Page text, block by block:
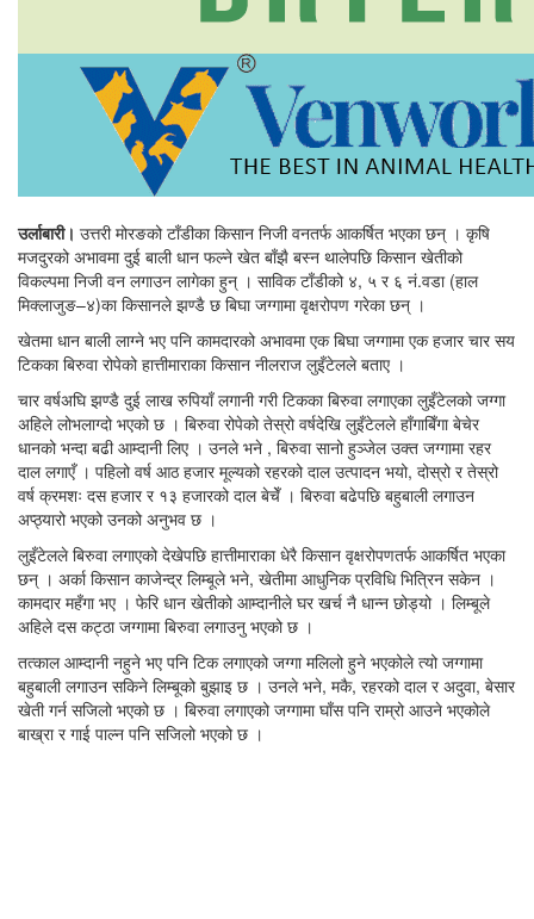
उर्लाबारी। उत्तरी मोरङको टाँडीका किसान निजी वनतर्फ आकर्षित भएका छन् । कृषि
मजदुरको अभावमा दुई बाली धान फल्ने खेत बाँझै बस्न थालेपछि किसान खेतीको
विकल्पमा निजी वन लगाउन लागेका हुन् । साविक टाँडीको ४, ५ र ६ नं.वडा (हाल
मिक्लाजुङ–४)का किसानले झण्डै छ बिघा जग्गामा वृक्षरोपण गरेका छन् ।
खेतमा धान बाली लाग्ने भए पनि कामदारको अभावमा एक बिघा जग्गामा एक हजार चार सय
टिकका बिरुवा रोपेको हात्तीमाराका किसान नीलराज लुइँटेलले बताए ।
चार वर्षअघि झण्डै दुई लाख रुपियाँ लगानी गरी टिकका बिरुवा लगाएका लुइँटेलको जग्गा
अहिले लोभलाग्दो भएको छ । बिरुवा रोपेको तेस्रो वर्षदेखि लुइँटेलले हाँगाबिँगा बेचेर
धानको भन्दा बढी आम्दानी लिए । उनले भने , बिरुवा सानो हुञ्जेल उक्त जग्गामा रहर
दाल लगाएँ । पहिलो वर्ष आठ हजार मूल्यको रहरको दाल उत्पादन भयो, दोस्रो र तेस्रो
वर्ष क्रमशः दस हजार र १३ हजारको दाल बेचेँ । बिरुवा बढेपछि बहुबाली लगाउन
अप्ठ्यारो भएको उनको अनुभव छ ।
लुइँटेलले बिरुवा लगाएको देखेपछि हात्तीमाराका धेरै किसान वृक्षरोपणतर्फ आकर्षित भएका
छन् । अर्का किसान काजेन्द्र लिम्बूले भने, खेतीमा आधुनिक प्रविधि भित्रिन सकेन ।
कामदार महँगा भए । फेरि धान खेतीको आम्दानीले घर खर्च नै धान्न छोड्यो । लिम्बूले
अहिले दस कट्ठा जग्गामा बिरुवा लगाउनु भएको छ ।
तत्काल आम्दानी नहुने भए पनि टिक लगाएको जग्गा मलिलो हुने भएकोले त्यो जग्गामा
बहुबाली लगाउन सकिने लिम्बूको बुझाइ छ । उनले भने, मकै, रहरको दाल र अदुवा, बेसार
खेती गर्न सजिलो भएको छ । बिरुवा लगाएको जग्गामा घाँस पनि राम्रो आउने भएकोले
बाख्रा र गाई पाल्न पनि सजिलो भएको छ ।